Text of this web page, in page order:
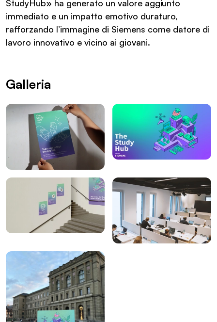
StudyHub» ha generato un valore aggiunto
immediato e un impatto emotivo duraturo,
rafforzando l’immagine di Siemens come datore di
lavoro innovativo e vicino ai giovani.
Galleria